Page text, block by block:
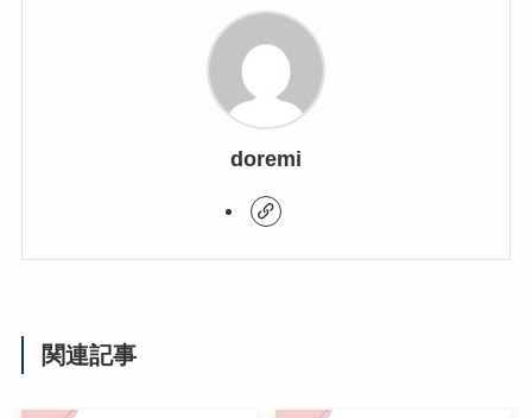
doremi
関連記事